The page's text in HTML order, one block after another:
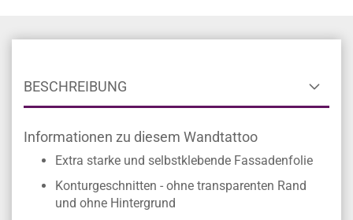
BESCHREIBUNG
Informationen zu diesem Wandtattoo
Extra starke und selbstklebende Fassadenfolie
Konturgeschnitten - ohne transparenten Rand
und ohne Hintergrund